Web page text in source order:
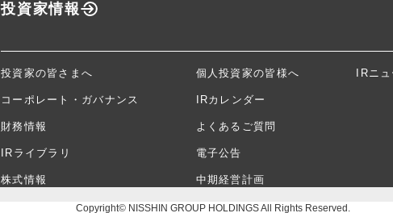
投資家情報
投資家の皆さまへ
コーポレート・ガバナンス
財務情報
IRライブラリ
株式情報
個人投資家の皆様へ
IRカレンダー
よくあるご質問
電子公告
中期経営計画
IRニ
Copyright© NISSHIN GROUP HOLDINGS All Rights Reserved.